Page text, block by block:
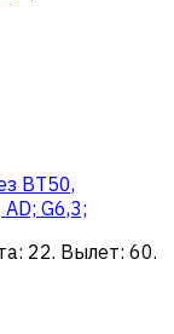
BT50,
G6,3;
: 22. Вылет: 60.